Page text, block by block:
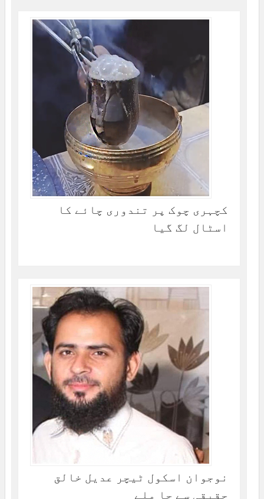
کچہری چوک پر تندوری چائے کا
اسٹال لگ گیا
نوجوان اسکول ٹیچر عدیل خالق
حقیقی سے جا ملے